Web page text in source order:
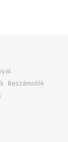
.
Beszámolók